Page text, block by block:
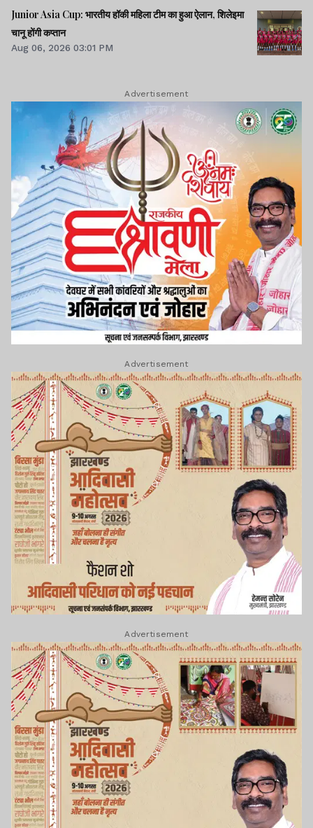
Junior Asia Cup: भारतीय हॉकी महिला टीम का हुआ ऐलान, शिलेइमा
चानू होंगी कप्तान
Aug 06, 2026 03:01 PM
Advertisement
Advertisement
Advertisement